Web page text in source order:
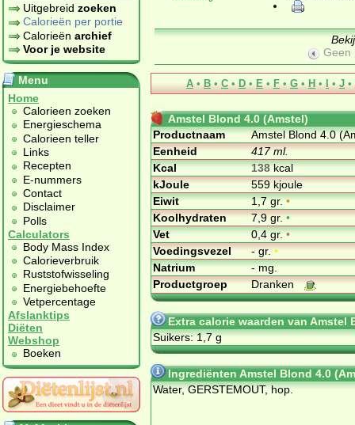
Uitgebreid zoeken
Calorieën per portie
Calorieën archief
Voor je website
Menu
Home
Calorieen zoeken
Energieschema
Calorieen teller
Links
Recepten
E-nummers
Contact
Disclaimer
Polls
Calculators
Body Mass Index
Calorieverbruik
Ruststofwisseling
Energiebehoefte
Vetpercentage
Afslanktips
Diëten
Webshop
Boeken
Geen
A • B • C • D • E • F • G • H • I • J •
Amstel Blond 4.0 (Amstel)
Productnaam
Amstel Blond 4.0
Eenheid
417 ml.
Kcal
138kcal
kJoule
559 kjoule
Eiwit
1,7 gr.•
Koolhydraten
7,9 gr.•
Vet
0,4 gr.•
Voedingsvezel
- gr.•
Natrium
- mg.
Productgroep
Dranken
Extra calorie waarden van Amstel
Suikers: 1,7 g
Ingrediënten Amstel Blond 4.0
Wa­ter, GERS­TE­MOUT, hop.